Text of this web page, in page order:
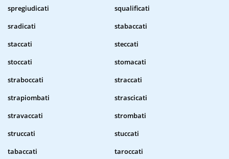
spregiudicati
squalificati
sradicati
stabaccati
staccati
steccati
stoccati
stomacati
straboccati
straccati
strapiombati
strascicati
stravaccati
strombati
struccati
stuccati
tabaccati
taroccati